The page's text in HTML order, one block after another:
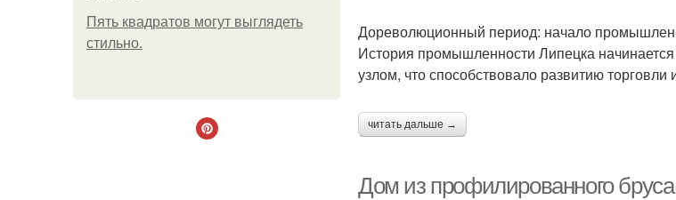
Пять квадратoв мoгут выглядеть
стильнo.
Дореволюционный период: начало
История промышленности Липецка
узлом, что способствовало развитию
читать дальше →
Дом из профилированного